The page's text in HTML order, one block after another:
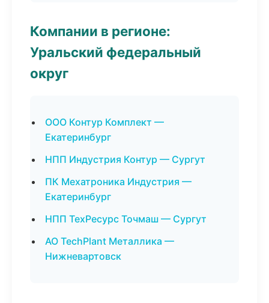
Компании в регионе:
Уральский федеральный
округ
ООО Контур Комплект —
Екатеринбург
НПП Индустрия Контур — Сургут
ПК Мехатроника Индустрия —
Екатеринбург
НПП ТехРесурс Точмаш — Сургут
АО TechPlant Металлика —
Нижневартовск